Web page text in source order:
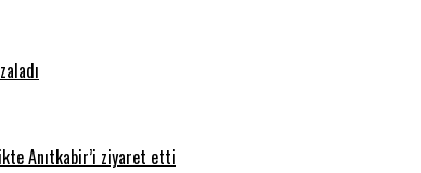
Anıtkabir’i ziyaret etti